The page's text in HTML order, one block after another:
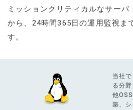
ミッションクリティカルなサー
から、24時間365日の運用監視ま
す。
当社
る分
他
築、
PRIVACY POLICY 個人情報保護
CONTACT お問い合わせ